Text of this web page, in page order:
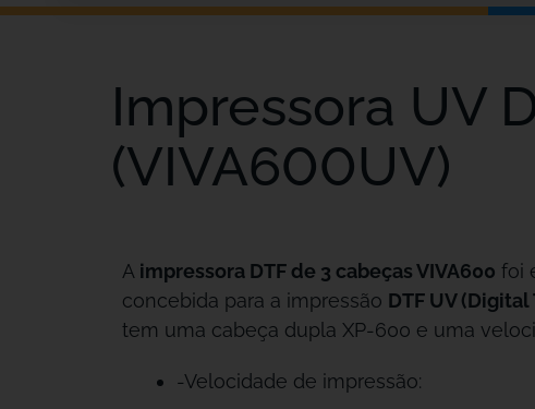
Impressora UV
(VIVA600UV)
A impressora DTF de 3 cabeças VIVA600 foi
concebida para a impressão DTF UV
tem uma cabeça dupla XP-600 e uma
-Velocidade de impressão: